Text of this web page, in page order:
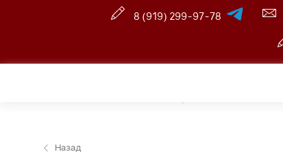
8 (919) 299-97-78
Назад